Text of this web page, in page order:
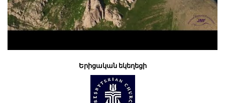
Երիցական եկեղեցի